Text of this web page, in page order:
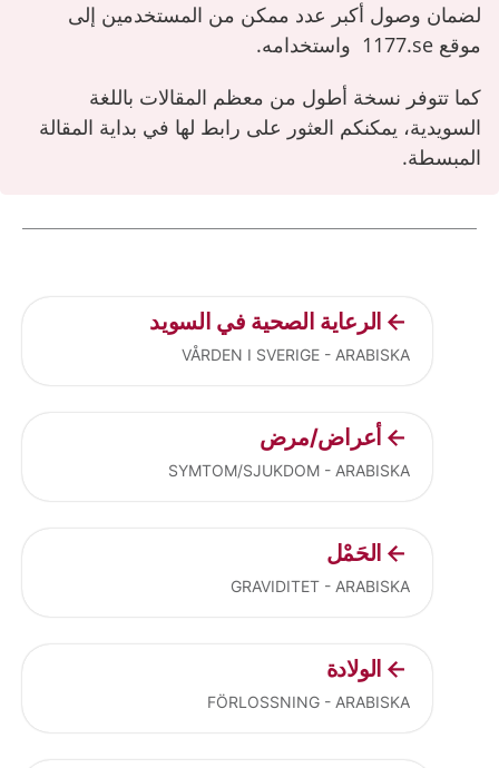
لضمان وصول أكبر عدد ممكن من المستخدمين إلى
موقع ‎1177.se‎ واستخدامه.
كما تتوفر نسخة أطول من معظم المقالات باللغة
السويدية، يمكنكم العثور على رابط لها في بداية المقالة
المبسطة.
Current articlesالرعاية الصحية في السويد
VÅRDEN I SVERIGE - ARABISKA
أعراض/مرض
SYMTOM/SJUKDOM - ARABISKA
الحَمْل
GRAVIDITET - ARABISKA
الولادة
FÖRLOSSNING - ARABISKA